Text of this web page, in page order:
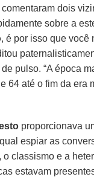
comentaram dois
sobre a
, é por isso que você
pulso. “A época
64 até o fim da era
proporcionava
espiar as
o classismo e a
estavam